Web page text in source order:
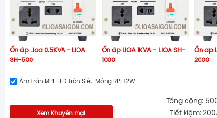
Ổn áp Lioa 0.5KVA - LiOA
SH-500
Ổn áp LIOA 1KVA – LiOA SH-
1000
Ổn áp
2000
Âm Trần MPE LED Tròn Siêu Mỏng RPL 12W
Xem Khuyến mại
Tổng cộng:
Tiết kiệm: